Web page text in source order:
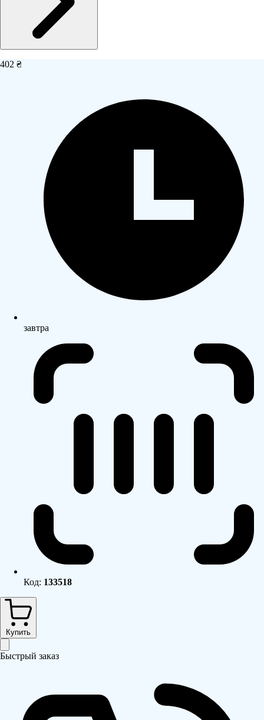
402 ₴
завтра
Код: 133518
Купить
Быстрый заказ